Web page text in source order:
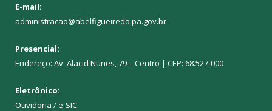
E-mail:
administracao@abelfigueiredo.pa.gov.br
Presencial:
Endereço: Av. Alacid Nunes, 79 – Centro | CEP: 68.527-000
Eletrônico:
Ouvidoria /e-SIC